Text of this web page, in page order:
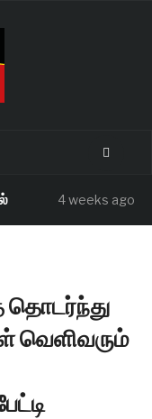
4 weeks ago
தொடர்ந்து
வெளிவரும்